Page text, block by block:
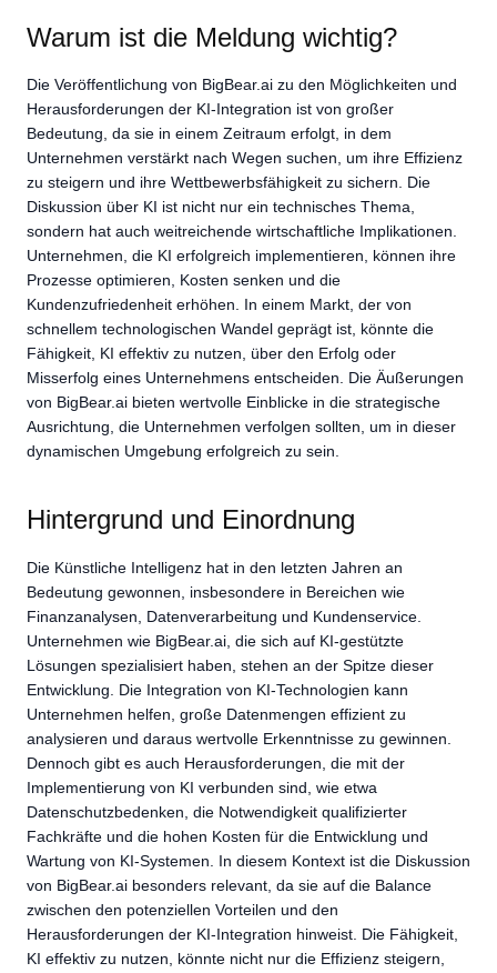
Warum ist die Meldung wichtig?
Die Veröffentlichung von BigBear.ai zu den Möglichkeiten und
Herausforderungen der KI-Integration ist von großer
Bedeutung, da sie in einem Zeitraum erfolgt, in dem
Unternehmen verstärkt nach Wegen suchen, um ihre Effizienz
zu steigern und ihre Wettbewerbsfähigkeit zu sichern. Die
Diskussion über KI ist nicht nur ein technisches Thema,
sondern hat auch weitreichende wirtschaftliche Implikationen.
Unternehmen, die KI erfolgreich implementieren, können ihre
Prozesse optimieren, Kosten senken und die
Kundenzufriedenheit erhöhen. In einem Markt, der von
schnellem technologischen Wandel geprägt ist, könnte die
Fähigkeit, KI effektiv zu nutzen, über den Erfolg oder
Misserfolg eines Unternehmens entscheiden. Die Äußerungen
von BigBear.ai bieten wertvolle Einblicke in die strategische
Ausrichtung, die Unternehmen verfolgen sollten, um in dieser
dynamischen Umgebung erfolgreich zu sein.
Hintergrund und Einordnung
Die Künstliche Intelligenz hat in den letzten Jahren an
Bedeutung gewonnen, insbesondere in Bereichen wie
Finanzanalysen, Datenverarbeitung und Kundenservice.
Unternehmen wie BigBear.ai, die sich auf KI-gestützte
Lösungen spezialisiert haben, stehen an der Spitze dieser
Entwicklung. Die Integration von KI-Technologien kann
Unternehmen helfen, große Datenmengen effizient zu
analysieren und daraus wertvolle Erkenntnisse zu gewinnen.
Dennoch gibt es auch Herausforderungen, die mit der
Implementierung von KI verbunden sind, wie etwa
Datenschutzbedenken, die Notwendigkeit qualifizierter
Fachkräfte und die hohen Kosten für die Entwicklung und
Wartung von KI-Systemen. In diesem Kontext ist die Diskussion
von BigBear.ai besonders relevant, da sie auf die Balance
zwischen den potenziellen Vorteilen und den
Herausforderungen der KI-Integration hinweist. Die Fähigkeit,
KI effektiv zu nutzen, könnte nicht nur die Effizienz steigern,